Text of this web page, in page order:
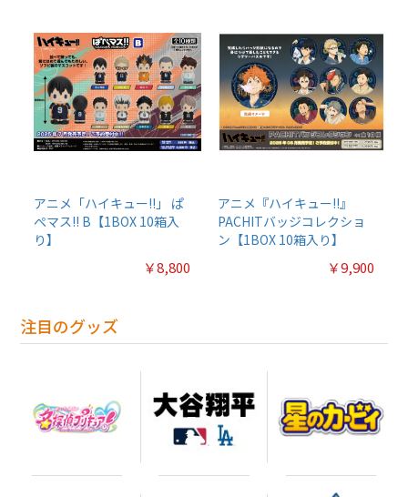
アニメ「ハイキュー!!」 ぱ
ぺマス!! B【1BOX 10箱入
り】
￥8,800
アニメ『ハイキュー!!』
PACHITバッジコレクショ
ン【1BOX 10箱入り】
￥9,900
注目のグッズ